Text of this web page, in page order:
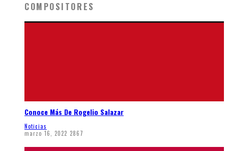
COMPOSITORES
Conoce Más De Rogelio Salazar
Noticias
marzo 16, 2022 2867